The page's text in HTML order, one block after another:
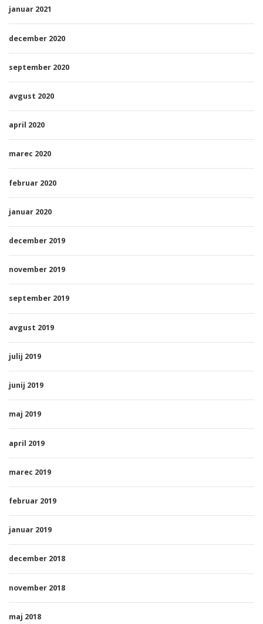
januar 2021
december 2020
september 2020
avgust 2020
april 2020
marec 2020
februar 2020
januar 2020
december 2019
november 2019
september 2019
avgust 2019
julij 2019
junij 2019
maj 2019
april 2019
marec 2019
februar 2019
januar 2019
december 2018
november 2018
maj 2018